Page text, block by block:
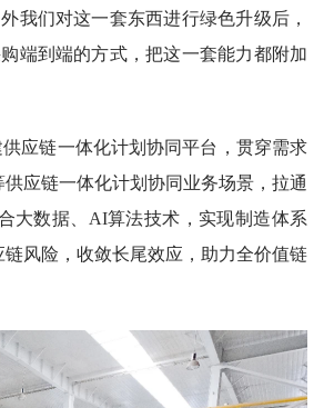
我们对这一套东西进行绿色升级后，
端到端的方式，把这一套能力都附加
应链一体化计划协同平台，贯穿需求
应链一体化计划协同业务场景，拉通
大数据、AI算法技术，实现制造体系
风险，收敛长尾效应，助力全价值链